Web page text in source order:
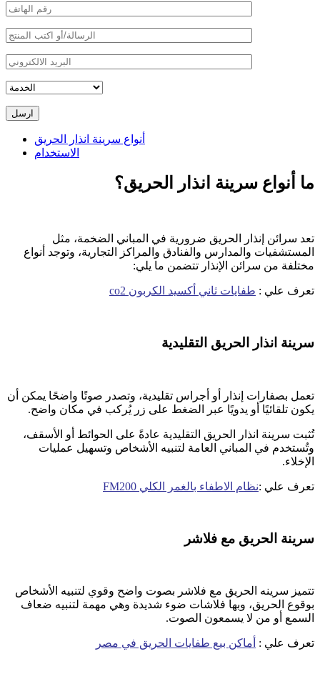
ارسل
أنواع سرينة انذار الحريق
الاستخدام
ما أنواع سرينة انذار الحريق؟
تعد سرائن إنذار الحريق ضرورية في المباني الضخمة، مثل
المستشفيات والمدارس والفنادق والمراكز التجارية، وتوجد أنواع
مختلفة من سرائن الإنذار تتضمن ما يلي:
تعرف علي : طفايات ثاني أكسيد الكربون co2
سرينة انذار الحريق التقليدية
تعمل بصفارات إنذار أو أجراس تقليدية، وتصدر صوتًا واضحًا يمكن أن
يكون تلقائيًا أو يدويًا عبر الضغط على زر يُركب في مكان واضح.
تُثبت سرينة انذار الحريق التقليدية عادةً على الحوائط أو الأسقف،
وتُستخدم في المباني العامة لتنبيه الأشخاص وتسهيل عمليات
الإخلاء.
تعرف علي :نظام الاطفاء بالغمر الكلي FM200
سرينة الحريق مع فلاشر
تتميز سرينه الحريق مع فلاشر بصوت واضح وقوي لتنبيه الأشخاص
بوقوع الحريق، وبها فلاشات ضوء شديدة وهي مهمة لتنبيه ضعاف
السمع أو من لا يسمعون الصوت.
تعرف علي : أماكن بيع طفايات الحريق في مصر